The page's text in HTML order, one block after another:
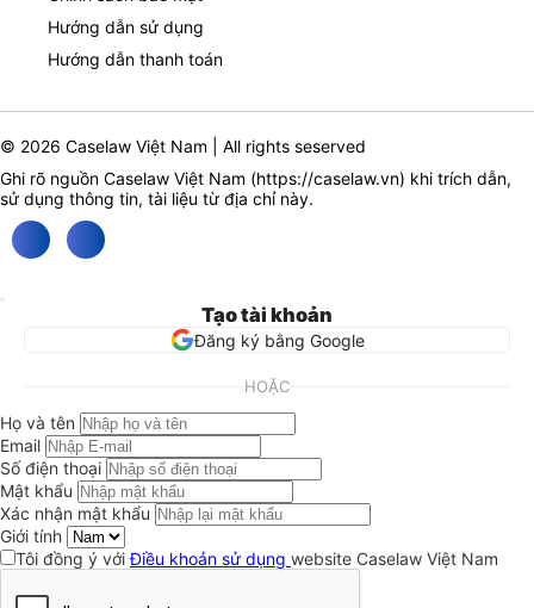
Hướng dẫn sử dụng
Hướng dẫn thanh toán
© 2026 Caselaw Việt Nam | All rights seserved
Ghi rõ nguồn Caselaw Việt Nam (https://caselaw.vn) khi trích dẫn,
sử dụng thông tin, tài liệu từ địa chỉ này.
Tạo tài khoản
Đăng ký bằng Google
HOẶC
Họ và tên
Email
Số điện thoại
Mật khẩu
Xác nhận mật khẩu
Giới tính
Tôi đồng ý vớiĐiều khoản sử dụng website Caselaw Việt Nam